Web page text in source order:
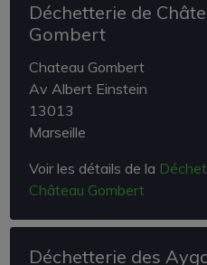
Déchetterie de
Gombert
Chateau Gombert
Av Albert Einstein
13013
Marseille
Voir les détails de la
Château Gombert
Déchetterie des